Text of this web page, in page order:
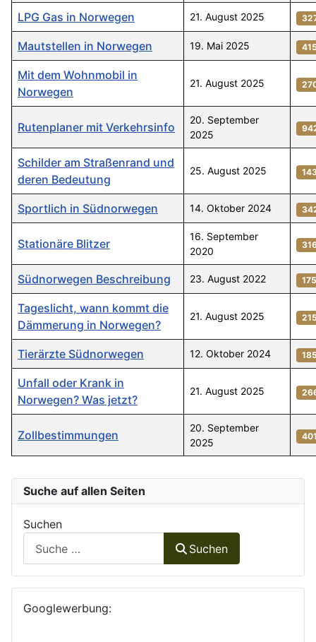
LPG Gas in Norwegen 21. August 2025
Mautstellen in Norwegen 19. Mai 2025
Mit dem Wohnmobil in
Norwegen
21. August 2025
Rutenplaner mit Verkehrsinfo
20. September
2025
Schilder am Straßenrand und
deren Bedeutung
25. August 2025
Sportlich in Südnorwegen 14. Oktober 2024
Stationäre Blitzer
16. September
2020
Südnorwegen Beschreibung 23. August 2022
Tageslicht, wann kommt die
Dämmerung in Norwegen?
21. August 2025
Tierärzte Südnorwegen 12. Oktober 2024
Unfall oder Krank in
Norwegen? Was jetzt?
21. August 2025
Zollbestimmungen
20. September
2025
Suche auf allen Seiten
Suchen
Suchen
Googlewerbung: